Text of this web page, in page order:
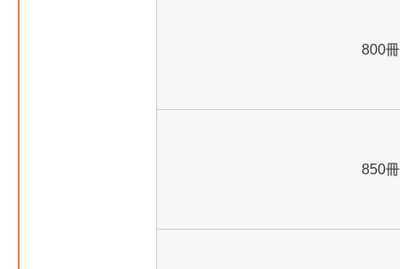
800冊
850冊